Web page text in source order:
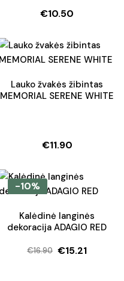
€10.50
Lauko žvakės žibintas
MEMORIAL SERENE WHITE
€11.90
-10%
Kalėdinė langinės
dekoracija ADAGIO RED
€16.90
Original
€15.21
Current